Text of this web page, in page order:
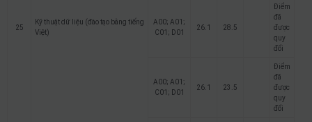
25
Kỹ thuật dữ liệu (đào tạo bằng tiếng
Việt)
A00; A01;
C01; D01
26.1 28.5
Điểm
đã
được
quy
đổi
A00; A01;
C01; D01
26.1 23.5
Điểm
đã
được
quy
đổi